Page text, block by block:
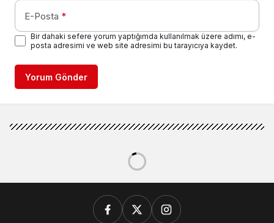
E-Posta *
Bir dahaki sefere yorum yaptığımda kullanılmak üzere adımı, e-
posta adresimi ve web site adresimi bu tarayıcıya kaydet.
Yorum Gönder